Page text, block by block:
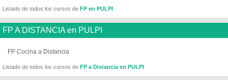
Listado de todos los cursos de FP en PULPI
FP A DISTANCIA en PULPI
FP Cocina a Distancia
Listado de todos los cursos de FP a Distancia en PULPI